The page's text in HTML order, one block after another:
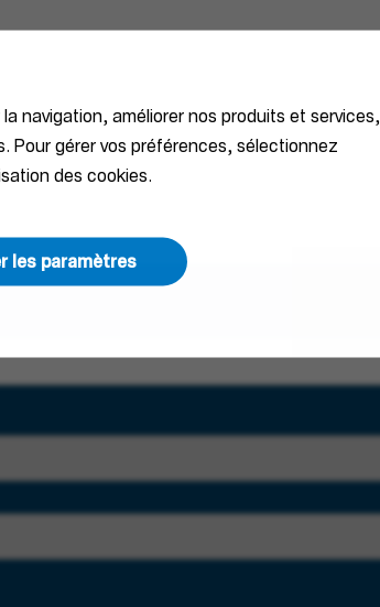
navigation, améliorer nos produits et services,
Pour gérer vos préférences, sélectionnez
des cookies.
les paramètres